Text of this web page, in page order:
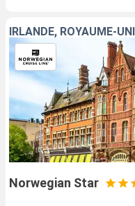
IRLANDE, ROYAUME-UNI
Norwegian Star